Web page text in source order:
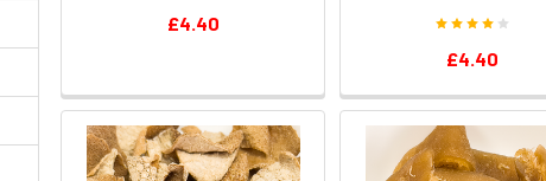
£4.40
£4.40